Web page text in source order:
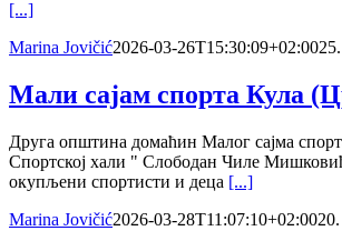
[...]
Marina Jovičić2026-03-26T15:30:09+02:00
Мали сајам спорта Кула
Друга општина домаћин Малог сајма
Спортској хали " Слободан Чиле
окупљени спортисти и деца [...]
Marina Jovičić2026-03-28T11:07:10+02:00